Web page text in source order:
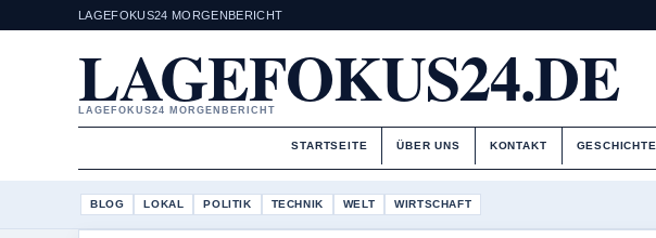
LAGEFOKUS24 MORGENBERICHT
LAGEFOKUS24.DE
LAGEFOKUS24 MORGENBERICHT
STARTSEITE ÜBER UNS KONTAKT GESCHICHTE
BLOG LOKAL POLITIK TECHNIK WELT WIRTSCHAFT